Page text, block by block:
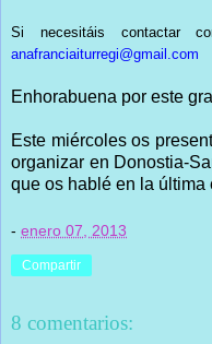
Si necesitáis contactar
anafranciaiturregi@gmail.com
Enhorabuena por este
Este miércoles os
organizar en Donostia-
que os hablé en la última
- enero 07, 2013
Compartir
8 comentarios: